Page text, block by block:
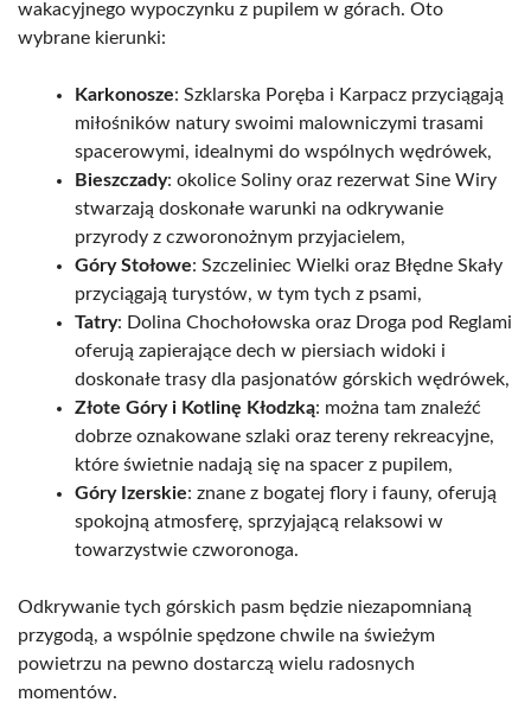
wakacyjnego wypoczynku z pupilem w górach. Oto
wybrane kierunki:
Karkonosze: Szklarska Poręba i Karpacz przyciągają
miłośników natury swoimi malowniczymi trasami
spacerowymi, idealnymi do wspólnych wędrówek,
Bieszczady: okolice Soliny oraz rezerwat Sine Wiry
stwarzają doskonałe warunki na odkrywanie
przyrody z czworonożnym przyjacielem,
Góry Stołowe: Szczeliniec Wielki oraz Błędne Skały
przyciągają turystów, w tym tych z psami,
Tatry: Dolina Chochołowska oraz Droga pod Reglami
oferują zapierające dech w piersiach widoki i
doskonałe trasy dla pasjonatów górskich wędrówek,
Złote Góry i Kotlinę Kłodzką: można tam znaleźć
dobrze oznakowane szlaki oraz tereny rekreacyjne,
które świetnie nadają się na spacer z pupilem,
Góry Izerskie: znane z bogatej flory i fauny, oferują
spokojną atmosferę, sprzyjającą relaksowi w
towarzystwie czworonoga.
Odkrywanie tych górskich pasm będzie niezapomnianą
przygodą, a wspólnie spędzone chwile na świeżym
powietrzu na pewno dostarczą wielu radosnych
momentów.